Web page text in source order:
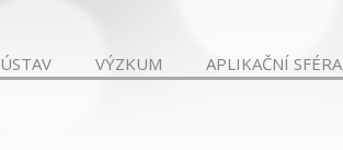
ÚSTAV VÝZKUM APLIKAČNÍ SFÉRA